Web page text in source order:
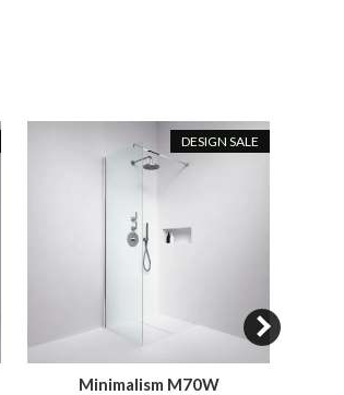
DESIGN SALE
Minimalism M70W